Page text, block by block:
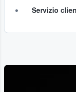
Servizio